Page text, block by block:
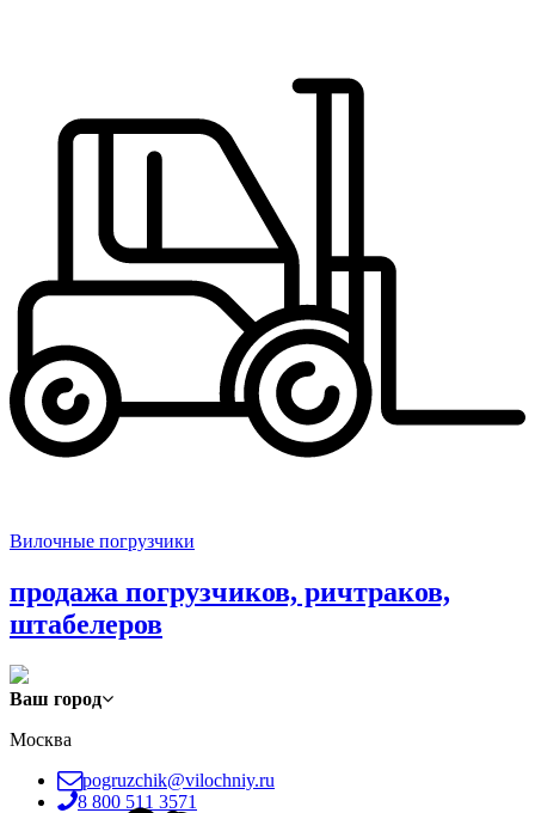
Вилочные погрузчики
продажа погрузчиков, ричтраков,
штабелеров
Ваш город
Москва
pogruzchik@vilochniy.ru
8 800 511 3571